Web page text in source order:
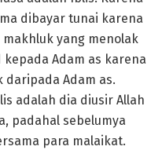
dibayar tunai karena
yang menolak
Adam as karena
Adam as.
adalah dia diusir Allah
padahal sebelumya
para malaikat.